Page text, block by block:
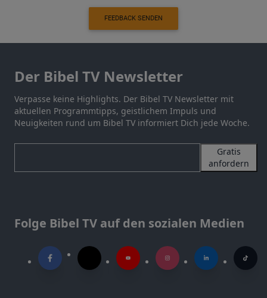
FEEDBACK SENDEN
Der Bibel TV Newsletter
Verpasse keine Highlights. Der Bibel TV Newsletter mit
aktuellen Programmtipps, geistlichem Impuls und
Neuigkeiten rund um Bibel TV informiert Dich jede Woche.
Gratis
anfordern
Folge Bibel TV auf den sozialen Medien